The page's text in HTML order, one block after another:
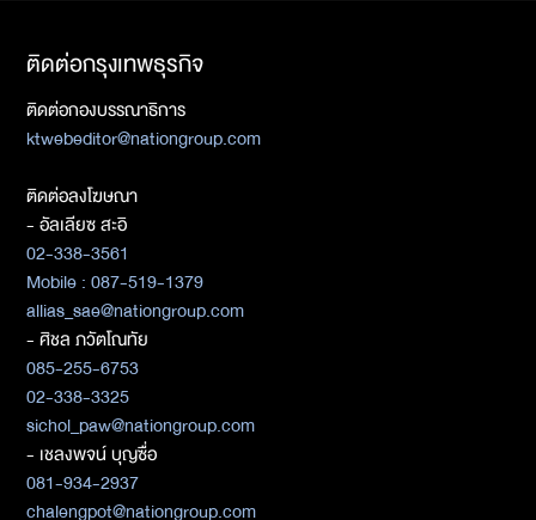
ติดต่อกรุงเทพธุรกิจ
ติดต่อกองบรรณาธิการ
ktwebeditor@nationgroup.com
ติดต่อลงโฆษณา
- อัลเลียซ สะอิ
02-338-3561
Mobile : 087-519-1379
allias_sae@nationgroup.com
- ศิชล ภวัตโณทัย
085-255-6753
02-338-3325
sichol_paw@nationgroup.com
- เชลงพจน์ บุญซื่อ
081-934-2937
chalengpot@nationgroup.com